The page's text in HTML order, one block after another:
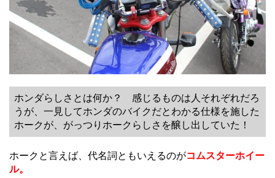
ホンダらしさとは何か？ 感じるものは人それぞれだろ
うが、一見してホンダのバイクだとわかる仕様を施した
ホークが、がっつりホークらしさを醸し出していた！
ホークと言えば、代名詞ともいえるのがコムスターホイー
ル。